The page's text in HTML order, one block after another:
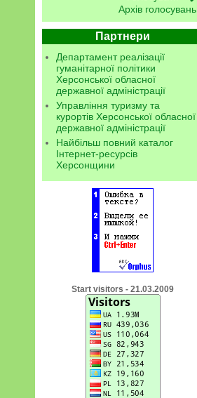
Архів голосувань
Партнери
Департамент реалізації
гуманітарної політики
Херсонської обласної
державної адміністрації
Управління туризму та
курортів Херсонської обласної
державної адміністрації
Найбільш повний каталог
Інтернет-ресурсів
Херсонщини
Start visitors - 21.03.2009